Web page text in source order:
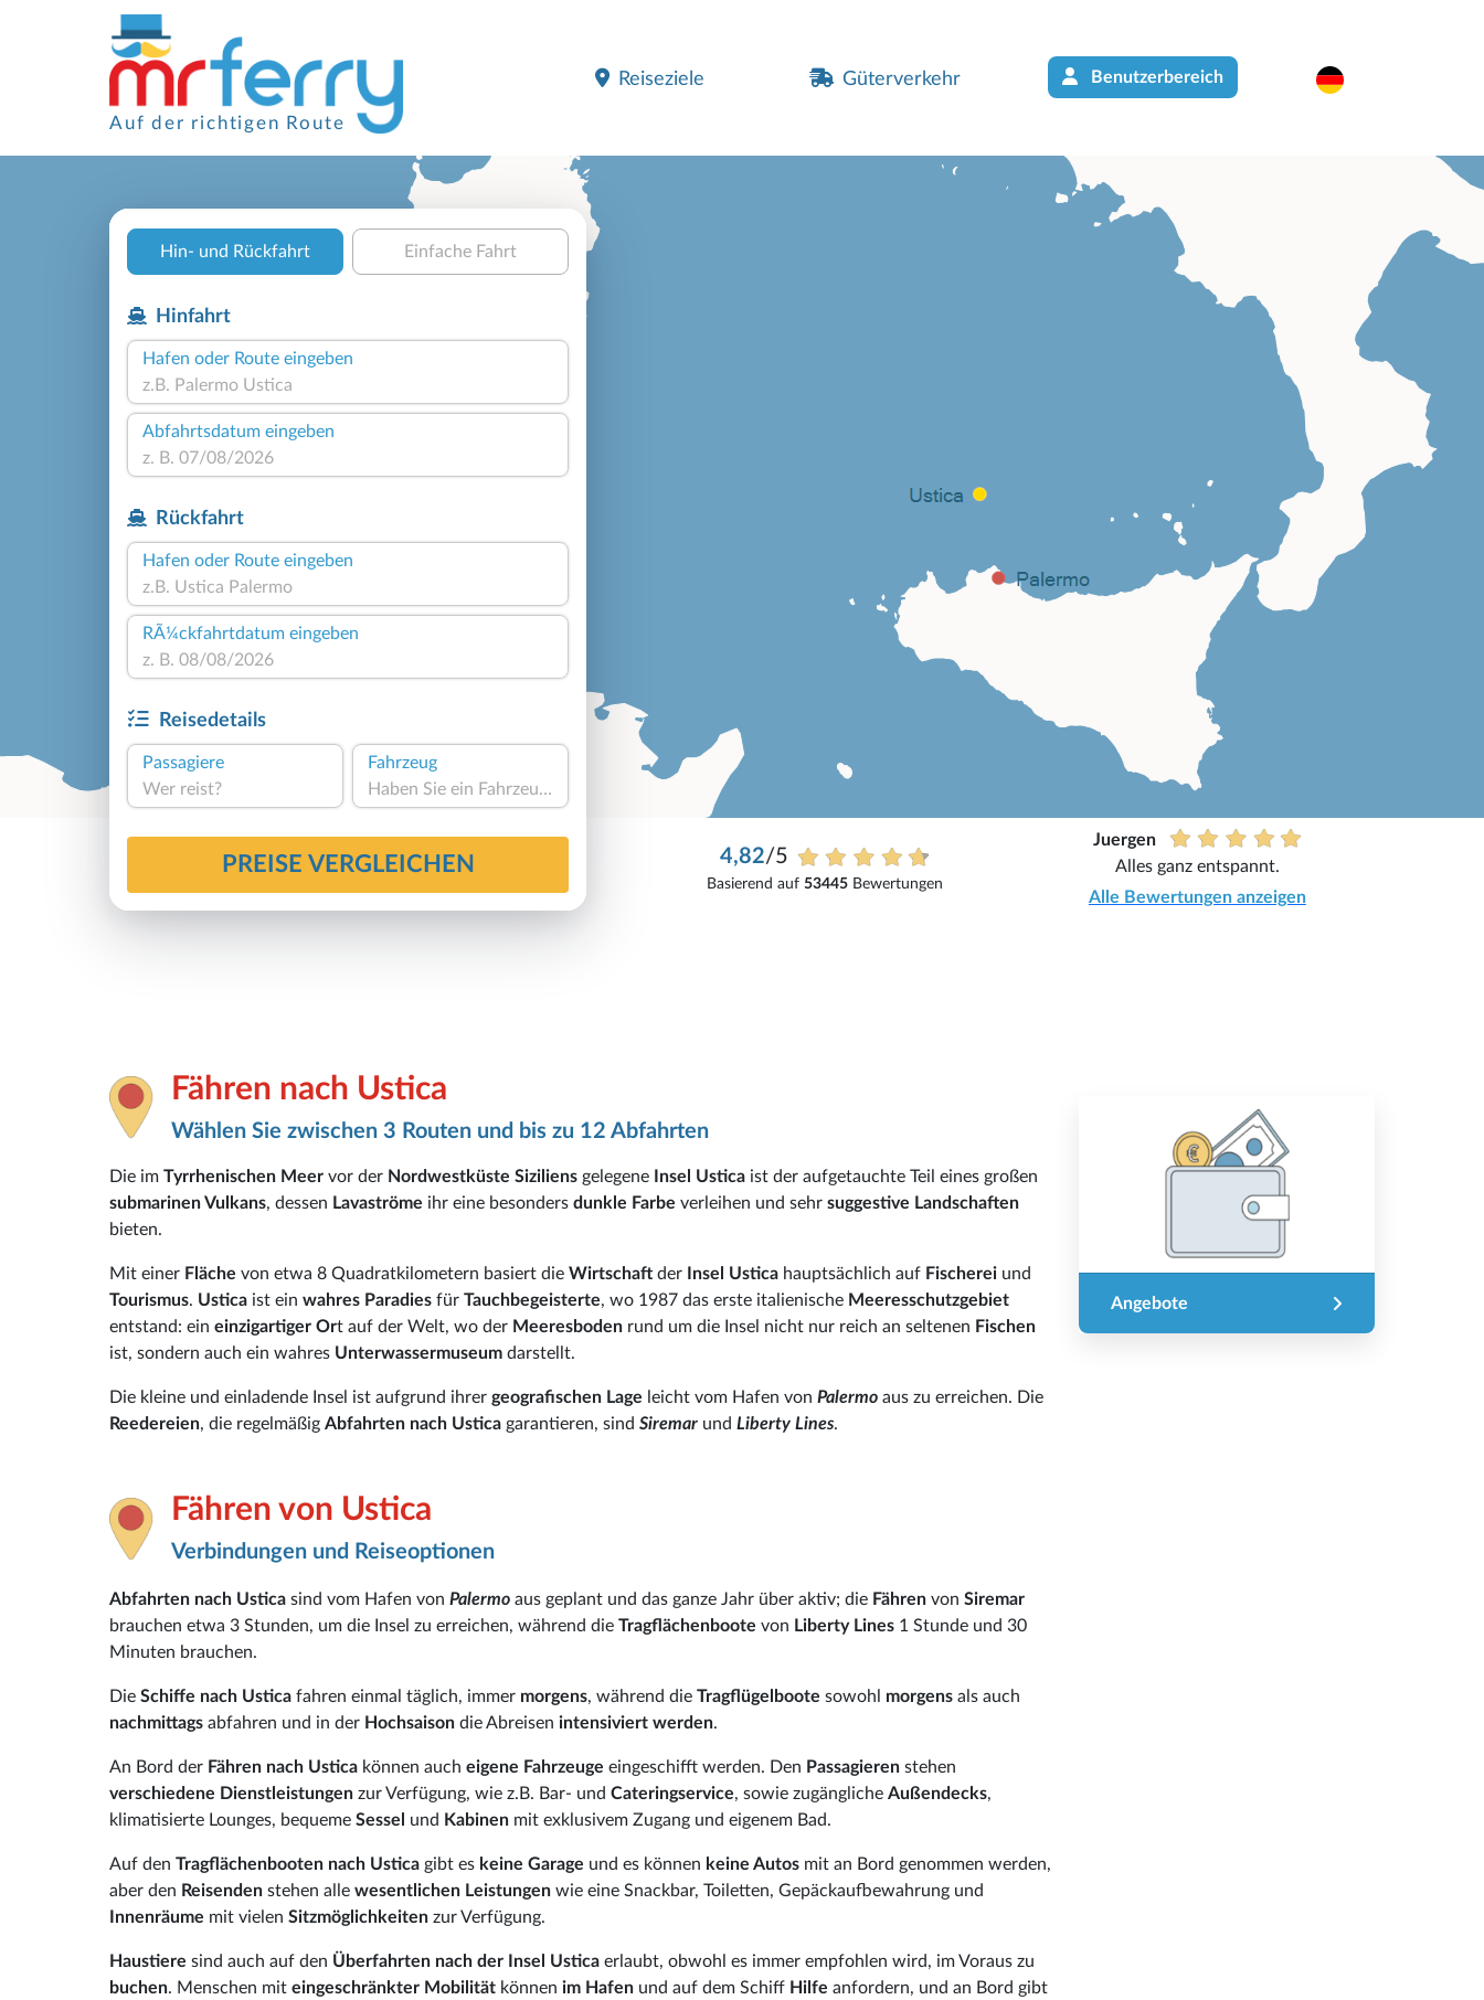
Auf der richtigen Route
Reiseziele Güterverkehr Benutzerbereich
Hin- und Rückfahrt Einfache Fahrt
Hinfahrt
Hafen oder Route eingeben
Abfahrtsdatum eingeben
Rückfahrt
Hafen oder Route eingeben
RÃ¼ckfahrtdatum eingeben
Reisedetails
Passagiere
Wer reist?
Fahrzeug
Haben Sie ein Fahrzeug?
PREISE VERGLEICHEN 4,82/5
Basierend auf53445 Bewertungen
Juergen
Alles ganz entspannt.
Alle Bewertungen anzeigen
Fähren nach Ustica
Wählen Sie zwischen 3 Routen und bis zu 12 Abfahrten
Die im Tyrrhenischen Meer vor der Nordwestküste Siziliens gelegene Insel Ustica ist der aufgetauchte Teil eines großen
submarinen Vulkans, dessen Lavaströme ihr eine besonders dunkle Farbe verleihen und sehr suggestive Landschaften
bieten.
Mit einer Fläche von etwa 8 Quadratkilometern basiert die Wirtschaft der Insel Ustica hauptsächlich auf Fischerei und
Tourismus. Ustica ist ein wahres Paradies für Tauchbegeisterte, wo 1987 das erste italienische Meeresschutzgebiet
entstand: ein einzigartiger Ort auf der Welt, wo der Meeresboden rund um die Insel nicht nur reich an seltenen Fischen
ist, sondern auch ein wahres Unterwassermuseum darstellt.
Die kleine und einladende Insel ist aufgrund ihrer geografischen Lage leicht vom Hafen von Palermo aus zu erreichen. Die
Reedereien, die regelmäßig Abfahrten nach Ustica garantieren, sind Siremar und Liberty Lines.
Fähren von Ustica
Verbindungen und Reiseoptionen
Abfahrten nach Ustica sind vom Hafen von Palermo aus geplant und das ganze Jahr über aktiv; die Fähren von Siremar
brauchen etwa 3 Stunden, um die Insel zu erreichen, während die Tragflächenboote von Liberty Lines 1 Stunde und 30
Minuten brauchen.
Die Schiffe nach Ustica fahren einmal täglich, immer morgens, während die Tragflügelboote sowohl morgens als auch
nachmittags abfahren und in der Hochsaison die Abreisen intensiviert werden.
An Bord der Fähren nach Ustica können auch eigene Fahrzeuge eingeschifft werden. Den Passagieren stehen
verschiedene Dienstleistungen zur Verfügung, wie z.B. Bar- und Cateringservice, sowie zugängliche Außendecks,
klimatisierte Lounges, bequeme Sessel und Kabinen mit exklusivem Zugang und eigenem Bad.
Auf den Tragflächenbooten nach Ustica gibt es keine Garage und es können keine Autos mit an Bord genommen werden,
aber den Reisenden stehen alle wesentlichen Leistungen wie eine Snackbar, Toiletten, Gepäckaufbewahrung und
Innenräume mit vielen Sitzmöglichkeiten zur Verfügung.
Haustiere sind auch auf den Überfahrten nach der Insel Ustica erlaubt, obwohl es immer empfohlen wird, im Voraus zu
buchen. Menschen mit eingeschränkter Mobilität können im Hafen und auf dem Schiff Hilfe anfordern, und an Bord gibt
Angebote